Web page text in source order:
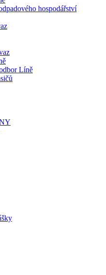
hospodářství
Líně